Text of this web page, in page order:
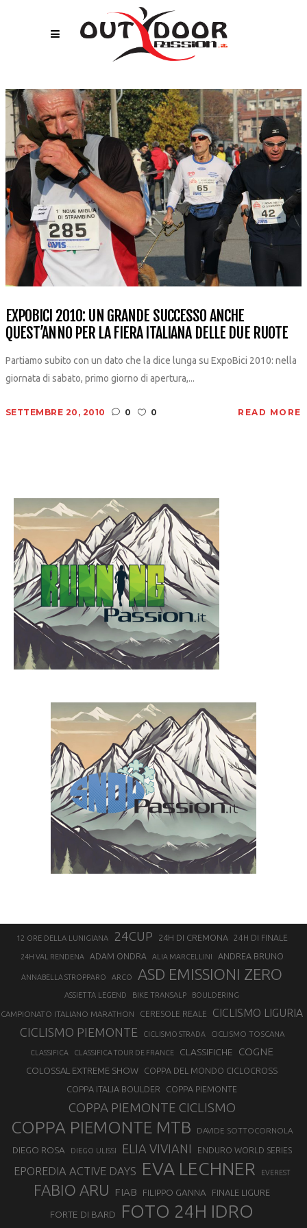
EXPOBICI 2010: UN GRANDE SUCCESSO ANCHE
QUEST’ANNO PER LA FIERA ITALIANA DELLE DUE RUOTE
Partiamo subito con un dato che la dice lunga su ExpoBici 2010: nella
giornata di sabato, primo giorno di apertura,...
SETTEMBRE 20, 2010 0 0 READ MORE
12 ORE DELLA LUNIGIANA 24CUP 24H DI CREMONA 24H DI FINALE
24H VAL RENDENA ADAM ONDRA ALIA MARCELLINI ANDREA BRUNO
ANNABELLA STROPPARO ARCO ASD EMISSIONI ZERO
ASSIETTA LEGEND BIKE TRANSALP BOULDERING
CAMPIONATO ITALIANO MARATHON CERESOLE REALE CICLISMO LIGURIA
CICLISMO PIEMONTE CICLISMO STRADA CICLISMO TOSCANA
CLASSIFICA CLASSIFICA TOUR DE FRANCE CLASSIFICHE COGNE
COLOSSAL EXTREME SHOW
COPPA DEL MONDO CICLOCROSS
COPPA ITALIA BOULDER
COPPA PIEMONTE
COPPA PIEMONTE CICLISMO
COPPA PIEMONTE MTB DAVIDE SOTTOCORNOLA
DIEGO ROSA DIEGO ULISSI ELIA VIVIANI ENDURO WORLD SERIES
EPOREDIA ACTIVE DAYS EVA LECHNER EVEREST
FABIO ARU FIAB FILIPPO GANNA FINALE LIGURE
FORTE DI BARD FOTO 24H IDRO